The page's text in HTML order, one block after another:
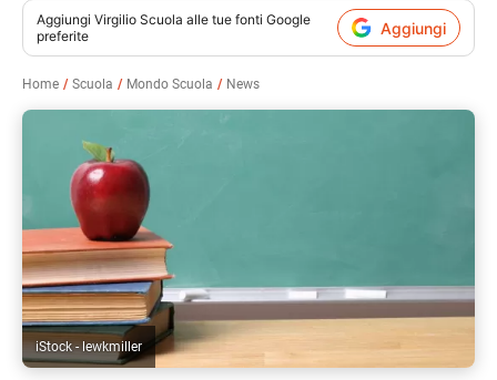
contenuto
Aggiungi Virgilio Scuola alle tue fonti Google
preferite
Aggiungi
Home Scuola Mondo Scuola News
iStock - lewkmiller